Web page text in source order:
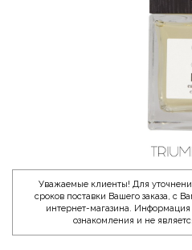
Уважаемые клиенты! Для
сроков поставки Вашего заказа, с
интернет-магазина. Информация
ознакомления и не